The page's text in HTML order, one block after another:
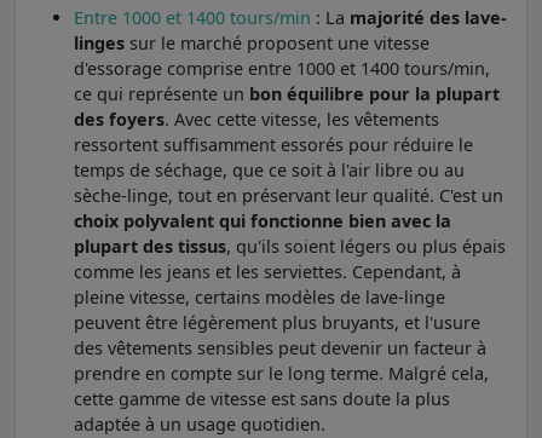
Entre 1000 et 1400 tours/min : La majorité des lave-
linges sur le marché proposent une vitesse
d'essorage comprise entre 1000 et 1400 tours/min,
ce qui représente un bon équilibre pour la plupart
des foyers. Avec cette vitesse, les vêtements
ressortent suffisamment essorés pour réduire le
temps de séchage, que ce soit à l'air libre ou au
sèche-linge, tout en préservant leur qualité. C'est un
choix polyvalent qui fonctionne bien avec la
plupart des tissus, qu'ils soient légers ou plus épais
comme les jeans et les serviettes. Cependant, à
pleine vitesse, certains modèles de lave-linge
peuvent être légèrement plus bruyants, et l'usure
des vêtements sensibles peut devenir un facteur à
prendre en compte sur le long terme. Malgré cela,
cette gamme de vitesse est sans doute la plus
adaptée à un usage quotidien.